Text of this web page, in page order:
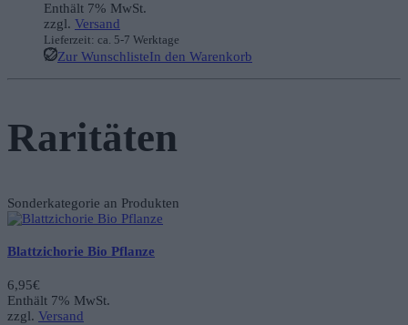
Enthält 7% MwSt.
zzgl. Versand
Lieferzeit: ca. 5-7 Werktage
Zur WunschlisteIn den Warenkorb
Raritäten
Sonderkategorie an Produkten
Blattzichorie Bio Pflanze
6,95€
Enthält 7% MwSt.
zzgl. Versand